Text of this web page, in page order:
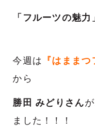
「フルーツの魅力
今週は
『はまま
から
勝田 みどりさん
ました！！！